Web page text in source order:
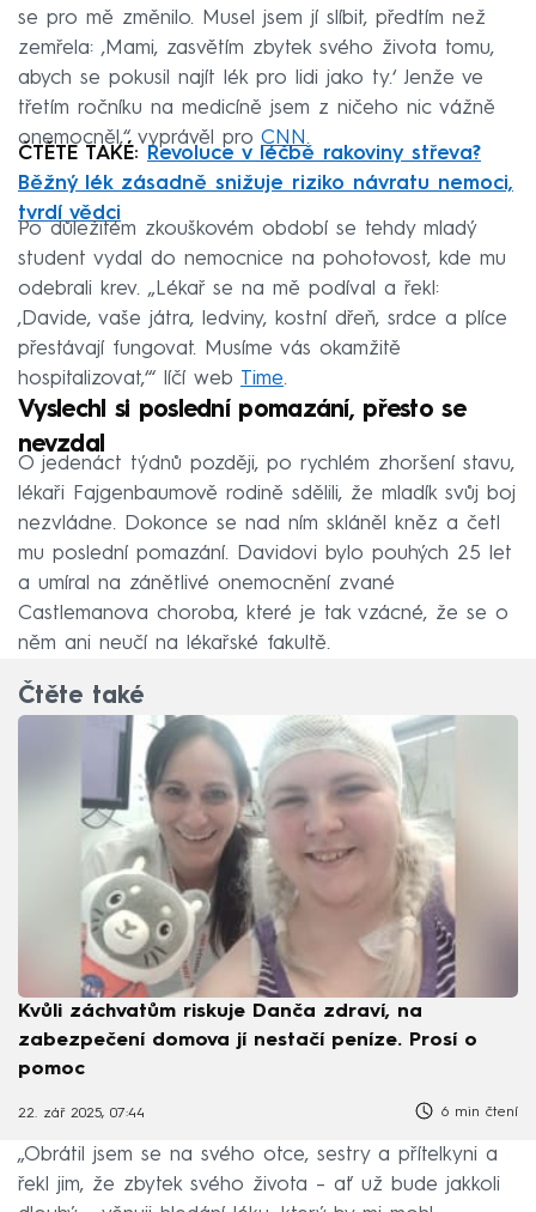
se pro mě změnilo. Musel jsem jí slíbit, předtím než
zemřela: ‚Mami, zasvětím zbytek svého života tomu,
abych se pokusil najít lék pro lidi jako ty.‘ Jenže ve
třetím ročníku na medicíně jsem z ničeho nic vážně
onemocněl,“ vyprávěl pro CNN.
ČTĚTE TAKÉ:
Revoluce v léčbě rakoviny střeva?
Běžný lék zásadně snižuje riziko návratu nemoci,
tvrdí vědci
Po důležitém zkouškovém období se tehdy mladý
student vydal do nemocnice na pohotovost, kde mu
odebrali krev. „Lékař se na mě podíval a řekl:
‚Davide, vaše játra, ledviny, kostní dřeň, srdce a plíce
přestávají fungovat. Musíme vás okamžitě
hospitalizovat,‘“ líčí web Time.
Vyslechl si poslední pomazání, přesto se
nevzdal
O jedenáct týdnů později, po rychlém zhoršení stavu,
lékaři Fajgenbaumově rodině sdělili, že mladík svůj boj
nezvládne. Dokonce se nad ním skláněl kněz a četl
mu poslední pomazání. Davidovi bylo pouhých 25 let
a umíral na zánětlivé onemocnění zvané
Castlemanova choroba, které je tak vzácné, že se o
něm ani neučí na lékařské fakultě.
Čtěte také
Kvůli záchvatům riskuje Danča zdraví, na
zabezpečení domova jí nestačí peníze. Prosí o
pomoc
22. zář 2025, 07:44 6 min čtení
„Obrátil jsem se na svého otce, sestry a přítelkyni a
řekl jim, že zbytek svého života – ať už bude jakkoli